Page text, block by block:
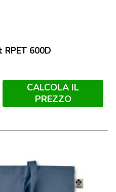
600D
CALCOLA IL
PREZZO